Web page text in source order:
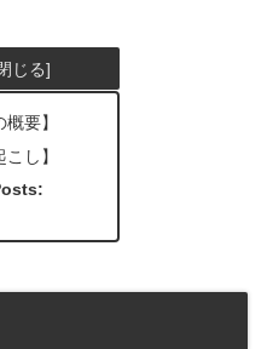
概要】
こし】